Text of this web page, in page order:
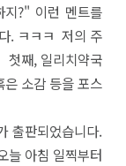
지?" 이런 멘트를
. ㅋㅋㅋ 저의 주
첫째, 일리치약국
은 소감 등을 포스
출판되었습니다.
아침 일찍부터